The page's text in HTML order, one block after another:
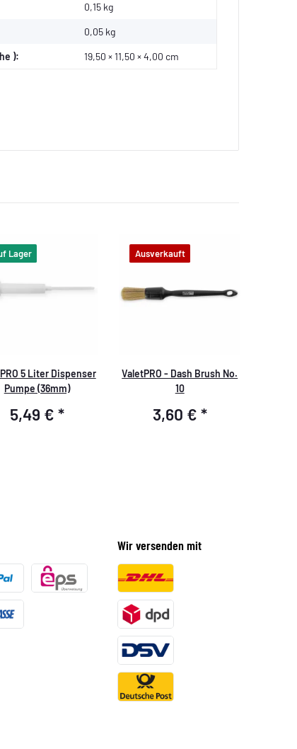
0,15 kg
0,05 kg
): 19,50 × 11,50 × 4,00 cm
Lager
5 Liter Dispenser
Pumpe (36mm)
5,49 € *
Ausverkauft
ValetPRO - Dash Brush No.
10
3,60 € *
Wir versenden mit